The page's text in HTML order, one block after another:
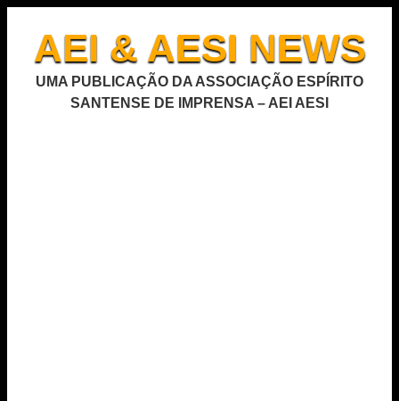
AEI & AESI NEWS
UMA PUBLICAÇÃO DA ASSOCIAÇÃO ESPÍRITO
SANTENSE DE IMPRENSA – AEI AESI